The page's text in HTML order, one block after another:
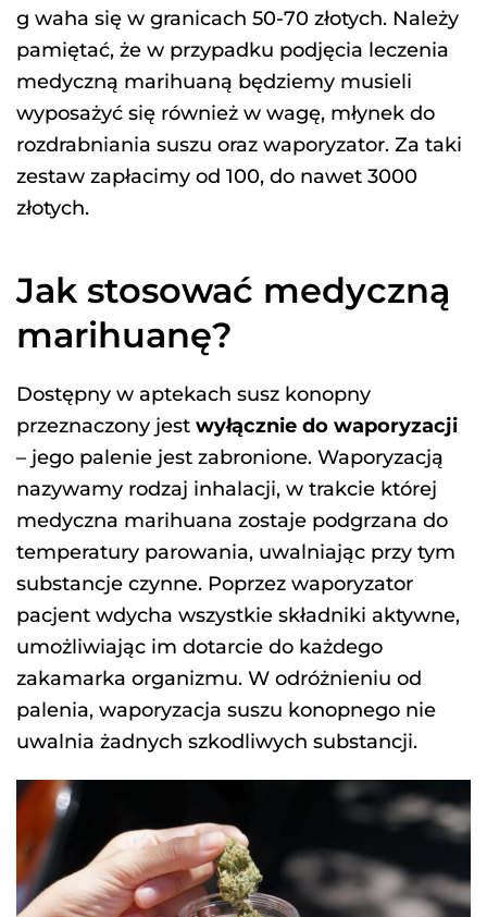
g waha się w granicach 50-70 złotych. Należy
pamiętać, że w przypadku podjęcia leczenia
medyczną marihuaną będziemy musieli
wyposażyć się również w wagę, młynek do
rozdrabniania suszu oraz waporyzator. Za taki
zestaw zapłacimy od 100, do nawet 3000
złotych.
Jak stosować medyczną
marihuanę?
Dostępny w aptekach susz konopny
przeznaczony jest wyłącznie do waporyzacji
– jego palenie jest zabronione. Waporyzacją
nazywamy rodzaj inhalacji, w trakcie której
medyczna marihuana zostaje podgrzana do
temperatury parowania, uwalniając przy tym
substancje czynne. Poprzez waporyzator
pacjent wdycha wszystkie składniki aktywne,
umożliwiając im dotarcie do każdego
zakamarka organizmu. W odróżnieniu od
palenia, waporyzacja suszu konopnego nie
uwalnia żadnych szkodliwych substancji.